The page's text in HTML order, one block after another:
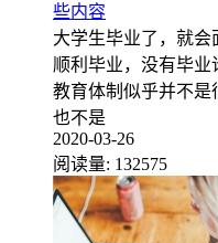
些内容
大学生毕业了，就
顺利毕业，没有毕
教育体制似乎并不是
也不是
2020-03-26
阅读量: 132575